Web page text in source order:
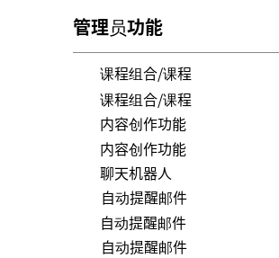
管理员功能
课程组合/课程
课程组合/课程
内容创作功能
内容创作功能
聊天机器人
自动提醒邮件
自动提醒邮件
自动提醒邮件